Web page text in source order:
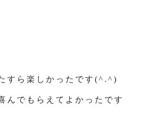
すら楽しかったです(^.^)
んでもらえてよかったです